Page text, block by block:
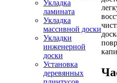
Укладка
ламината
Укладка
массивной доски
Укладки
инженерной
доски
Установка
деревянных